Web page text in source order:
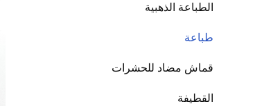
الطباعة الذهبية
طباعة
قماش مضاد للحشرات
القطيفة